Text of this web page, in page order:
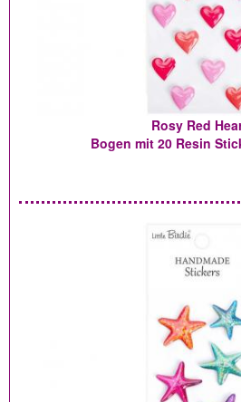
Rosy Red
Bogen mit 20 Resin